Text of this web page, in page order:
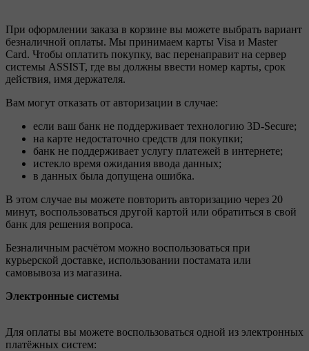
При оформлении заказа в корзине вы можете выбрать вариант
безналичной оплаты. Мы принимаем карты Visa и Master
Card. Чтобы оплатить покупку, вас перенаправит на сервер
системы ASSIST, где вы должны ввести номер карты, срок
действия, имя держателя.
Вам могут отказать от авторизации в случае:
если ваш банк не поддерживает технологию 3D-Secure;
на карте недостаточно средств для покупки;
банк не поддерживает услугу платежей в интернете;
истекло время ожидания ввода данных;
в данных была допущена ошибка.
В этом случае вы можете повторить авторизацию через 20
минут, воспользоваться другой картой или обратиться в свой
банк для решения вопроса.
Безналичным расчётом можно воспользоваться при
курьерской доставке, использовании постамата или
самовывоза из магазина.
Электронные системы
Для оплаты вы можете воспользоваться одной из электронных
платёжных систем: